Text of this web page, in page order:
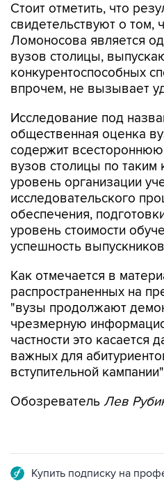
Стоит отметить, что
свидетельствуют о том,
Ломоносова является
вузов столицы,
конкурентоспособных
впрочем, не вызывает
Исследование под
общественная оценка
содержит
вузов столицы по таким
уровень организации
исследовательского
обеспечения,
уровень стоимости
успешность
Как отмечается в
распространенных на
"вузы продолжают
чрезмерную
частности это касается
важных для
вступительной
Обозреватель Лев
Купить подписку на